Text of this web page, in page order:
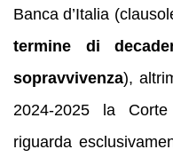
Banca d’Italia
termine di
sopravvivenza),
2024‑2025 la
riguarda